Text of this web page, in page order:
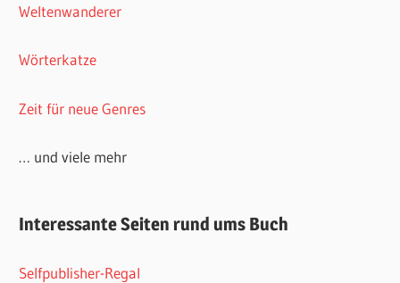
Weltenwanderer
Wörterkatze
Zeit für neue Genres
… und viele mehr
Interessante Seiten rund ums Buch
Selfpublisher-Regal